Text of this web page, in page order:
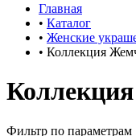
Главная
• Каталог
• Женские
• Коллекция
Фильтр по параметрам